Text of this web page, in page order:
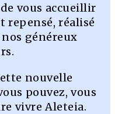
vous accueillir
repensé, réalisé
généreux
nouvelle
pouvez, vous
vivre Aleteia.